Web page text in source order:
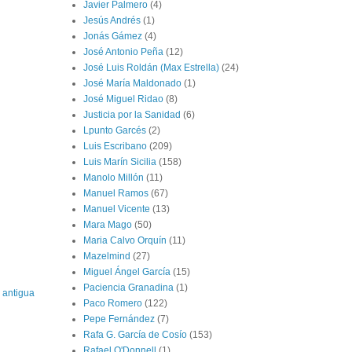
antigua
Javier Palmero (4)
Jesús Andrés (1)
Jonás Gámez (4)
José Antonio Peña (12)
José Luis Roldán (Max Estrella) (24)
José María Maldonado (1)
José Miguel Ridao (8)
Justicia por la Sanidad (6)
Lpunto Garcés (2)
Luis Escribano (209)
Luis Marín Sicilia (158)
Manolo Millón (11)
Manuel Ramos (67)
Manuel Vicente (13)
Mara Mago (50)
Maria Calvo Orquín (11)
Mazelmind (27)
Miguel Ángel García (15)
Paciencia Granadina (1)
Paco Romero (122)
Pepe Fernández (7)
Rafa G. García de Cosío (153)